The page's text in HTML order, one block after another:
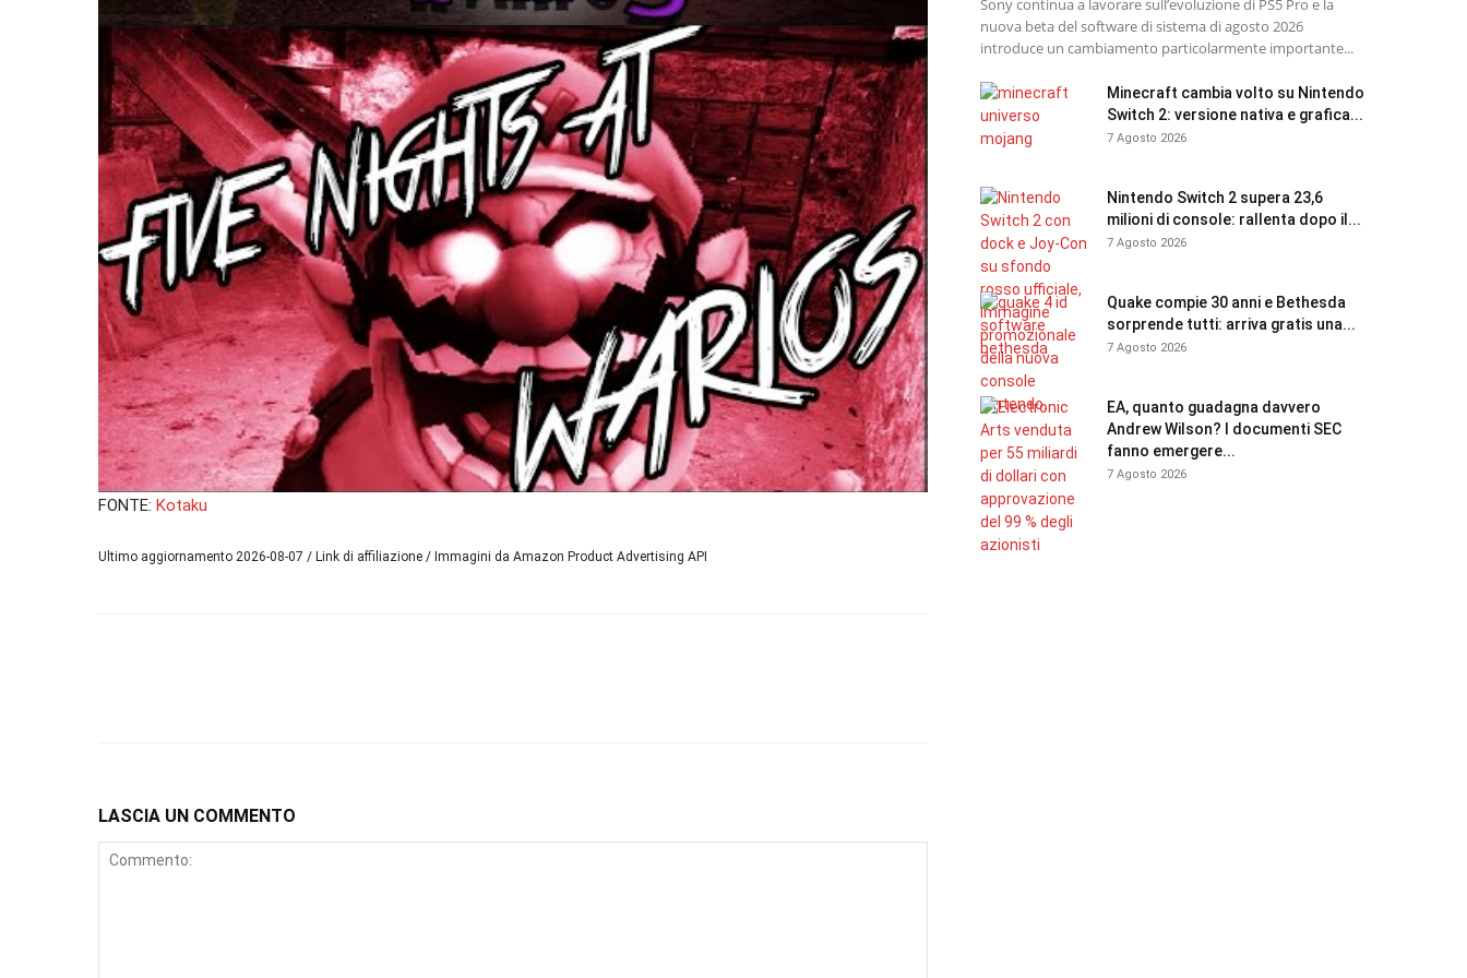
FONTE: Kotaku
Ultimo aggiornamento 2026-08-07 / Link di affiliazione / Immagini da Amazon Product Advertising API
LASCIA UN COMMENTO
Sony continua a lavorare sull’evoluzione di PS5 Pro e la
nuova beta del software di sistema di agosto 2026
introduce un cambiamento particolarmente importante...
Minecraft cambia volto su Nintendo
Switch 2: versione nativa e grafica...
7 Agosto 2026
Nintendo Switch 2 supera 23,6
milioni di console: rallenta dopo il...
7 Agosto 2026
Quake compie 30 anni e Bethesda
sorprende tutti: arriva gratis una...
7 Agosto 2026
EA, quanto guadagna davvero
Andrew Wilson? I documenti SEC
fanno emergere...
7 Agosto 2026